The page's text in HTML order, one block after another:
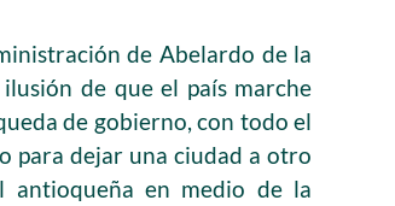
de Abelardo de la
de que el país marche
de gobierno, con todo el
para dejar una ciudad a otro
antioqueña en medio de la